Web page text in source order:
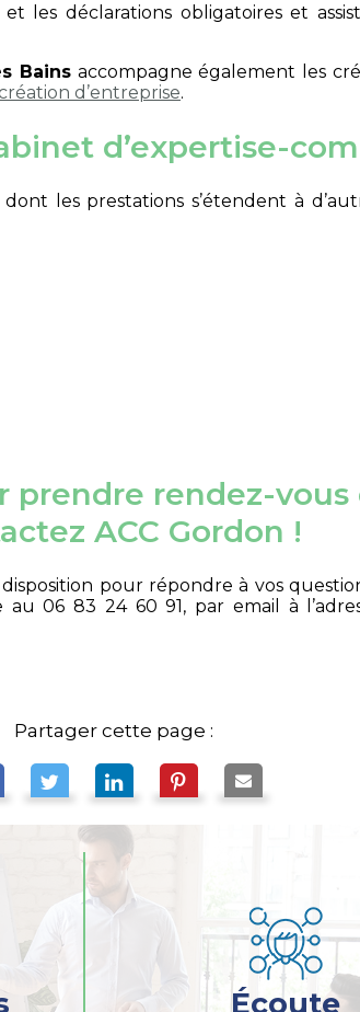
les déclarations obligatoires et
Bainsaccompagne également les
d’entreprise.
d’expertise-
les prestations s’étendent à
rendez-
ACC Gordon !
pour répondre à vos
06 83 24 60 91, par email à
Partager cette page :
Écoute